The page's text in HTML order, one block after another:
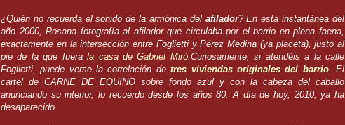
¿Quién no recuerda el sonido de la armónica del afilador? En esta instantánea del
año 2000, Rosana fotografía al afilador que circulaba por el barrio en plena faena,
exactamente en la intersección entre Foglietti y Pérez Medina (ya placeta), justo al
pie de la que fuerala casa de Gabriel Miró.Curiosamente, si atendéis a la calle
Foglietti, puede verse la correlación de tres viviendas originales del barrio. El
cartel de CARNE DE EQUINO sobre fondo azul y con la cabeza del caballo
anunciando su interior, lo recuerdo desde los años 80. A día de hoy, 2010, ya ha
desaparecido.